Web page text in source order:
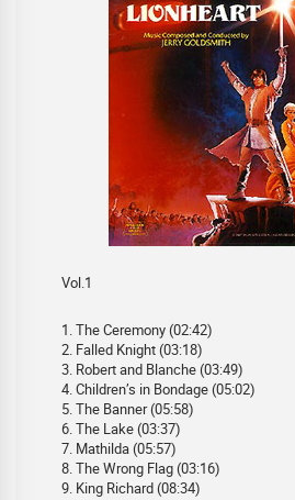
Vol.1
1. The Ceremony (02:42)
2. Falled Knight (03:18)
3. Robert and Blanche (03:49)
4. Children’s in Bondage (05:02)
5. The Banner (05:58)
6. The Lake (03:37)
7. Mathilda (05:57)
8. The Wrong Flag (03:16)
9. King Richard (08:34)